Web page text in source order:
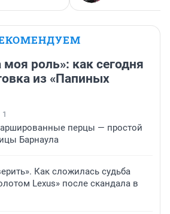
роль»: как сегодня
из «Папиных
1
перцы — простой
Барнаула
Как сложилась судьба
Lexus» после скандала в